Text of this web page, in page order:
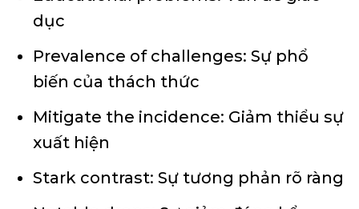
dục
Prevalence of challenges: Sự phổ
biến của thách thức
Mitigate the incidence: Giảm thiểu sự
xuất hiện
Stark contrast: Sự tương phản rõ ràng